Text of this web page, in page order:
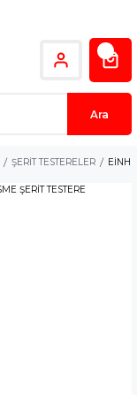
Ara
ŞERİT TESTERELER